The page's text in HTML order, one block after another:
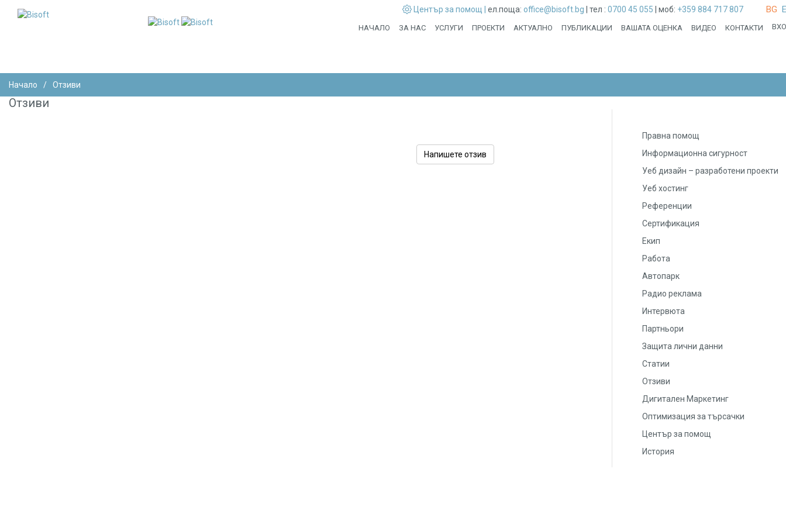
Център за помощ | ел.поща: office@bisoft.bg тел : 0700 45 055 моб: +359 884 717 807 BG
НАЧАЛО ЗА НАС УСЛУГИ ПРОЕКТИ АКТУАЛНО ПУБЛИКАЦИИ ВАШАТА ОЦЕНКА ВИДЕО КОНТАКТИ
Начало / Отзиви
Отзиви
Напишете отзив
Правна помощ
Информационна сигурност
Уеб дизайн – разработени проекти
Уеб хостинг
Референции
Сертификация
Екип
Работа
Автопарк
Радио реклама
Интервюта
Партньори
Защита лични данни
Статии
Отзиви
Дигитален Маркетинг
Оптимизация за търсачки
Център за помощ
История